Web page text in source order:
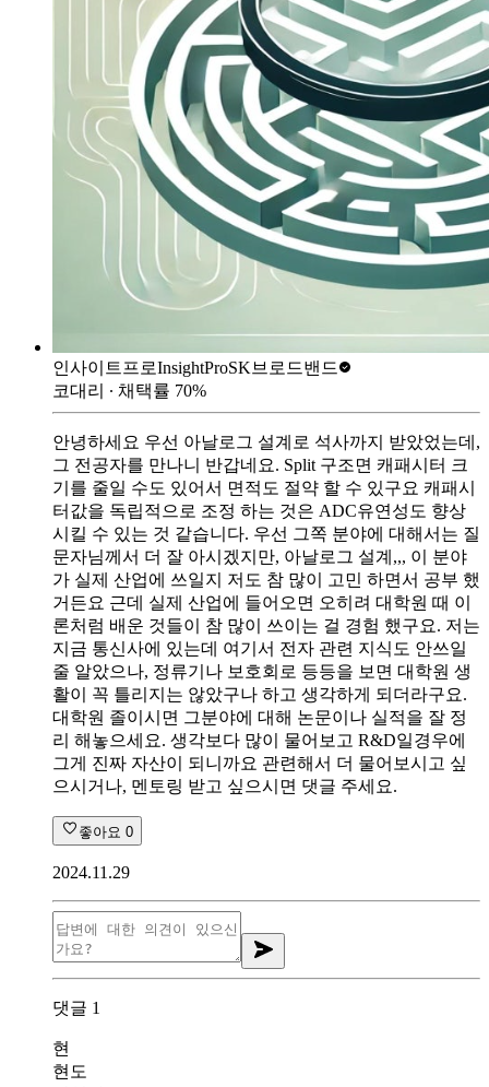
인사이트프로InsightProSK브로드밴드
코대리 ∙ 채택률 70%
안녕하세요 우선 아날로그 설계로 석사까지 받았었는데,
그 전공자를 만나니 반갑네요. Split 구조면 캐패시터 크
기를 줄일 수도 있어서 면적도 절약 할 수 있구요 캐패시
터값을 독립적으로 조정 하는 것은 ADC유연성도 향상
시킬 수 있는 것 같습니다. 우선 그쪽 분야에 대해서는 질
문자님께서 더 잘 아시겠지만, 아날로그 설계,,, 이 분야
가 실제 산업에 쓰일지 저도 참 많이 고민 하면서 공부 했
거든요 근데 실제 산업에 들어오면 오히려 대학원 때 이
론처럼 배운 것들이 참 많이 쓰이는 걸 경험 했구요. 저는
지금 통신사에 있는데 여기서 전자 관련 지식도 안쓰일
줄 알았으나, 정류기나 보호회로 등등을 보면 대학원 생
활이 꼭 틀리지는 않았구나 하고 생각하게 되더라구요.
대학원 졸이시면 그분야에 대해 논문이나 실적을 잘 정
리 해놓으세요. 생각보다 많이 물어보고 R&D일경우에
그게 진짜 자산이 되니까요 관련해서 더 물어보시고 싶
으시거나, 멘토링 받고 싶으시면 댓글 주세요.
좋아요 0
2024.11.29
댓글 1
현
현도